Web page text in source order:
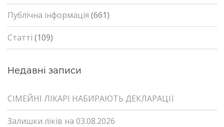
Публічна інформація (661)
Статті (109)
Недавні записи
СІМЕЙНІ ЛІКАРІ НАБИРАЮТЬ ДЕКЛАРАЦІЇ
Залишки ліків на 03.08.2026